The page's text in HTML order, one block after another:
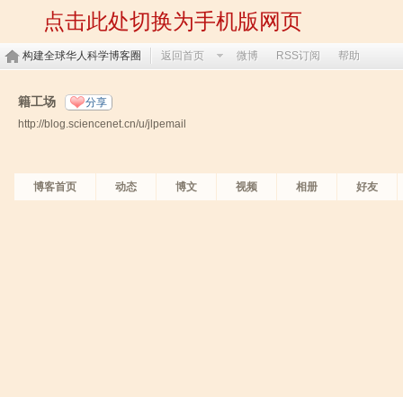
点击此处切换为手机版网页
构建全球华人科学博客圈 返回首页 微博 RSS订阅 帮助
籍工场 分享
http://blog.sciencenet.cn/u/jlpemail
博客首页 动态 博文 视频 相册 好友